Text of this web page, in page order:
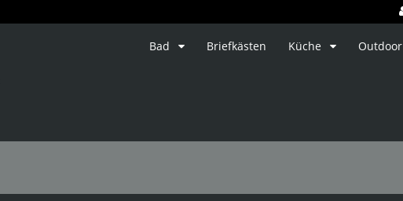
Bad Briefkästen Küche Outdoor